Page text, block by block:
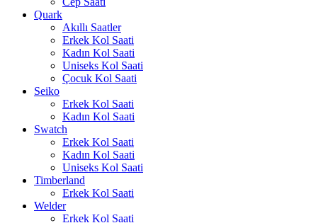
Quark
Akıllı Saatler
Erkek Kol Saati
Kadın Kol Saati
Uniseks Kol Saati
Çocuk Kol Saati
Seiko
Erkek Kol Saati
Kadın Kol Saati
Swatch
Erkek Kol Saati
Kadın Kol Saati
Uniseks Kol Saati
Timberland
Erkek Kol Saati
Welder
Erkek Kol Saati